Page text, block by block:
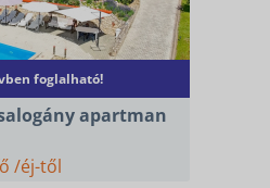
foglalható!
apartman
/éj-től